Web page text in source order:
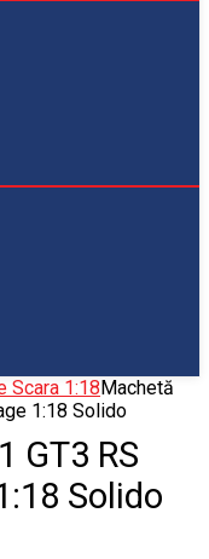
Scara 1:18Machetă
1:18 Solido
GT3 RS
Solido